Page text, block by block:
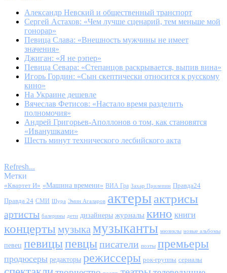
Александр Невский и общественный транспорт
Сергей Астахов: «Чем лучше сценарий, тем меньше мой
гонорар»
Певица Слава: «Внешность мужчины не имеет
значения»
Джиган: «Я не рэпер»
Певица Севара: «Степанцов раскрывается, выпив вина»
Игорь Гордин: «Сын скептически относится к русскому
кино»
На Украине дешевле
Вячеслав Фетисов: «Настало время разделить
полномочия»
Андрей Григорьев-Аполлонов о том, как становятся
«Иванушками»
Шесть минут технического лесбийского акта
Refresh...
Метки
«Квартет И» «Машина времени» ВИА Гра Захар Прилепин Правда24
Правда 24 СМИ Шура Эмин Агаларов актерыактрисы
артисты балерины дети дизайнеры журналы кино книги
концерты музыка музыканты мюзиклы новые альбомы
певец певицыпевцыписатели поэты премьеры
продюсеры редакторы режиссеры рок-группы сериалы